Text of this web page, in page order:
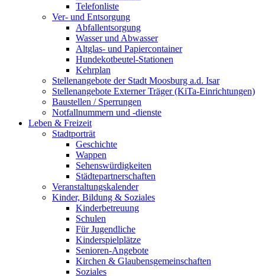
Telefonliste
Ver- und Entsorgung
Abfallentsorgung
Wasser und Abwasser
Altglas- und Papiercontainer
Hundekotbeutel-Stationen
Kehrplan
Stellenangebote der Stadt Moosburg a.d. Isar
Stellenangebote Externer Träger (KiTa-Einrichtungen)
Baustellen / Sperrungen
Notfallnummern und -dienste
Leben & Freizeit
Stadtporträt
Geschichte
Wappen
Sehenswürdigkeiten
Städtepartnerschaften
Veranstaltungskalender
Kinder, Bildung & Soziales
Kinderbetreuung
Schulen
Für Jugendliche
Kinderspielplätze
Senioren-Angebote
Kirchen & Glaubensgemeinschaften
Soziales